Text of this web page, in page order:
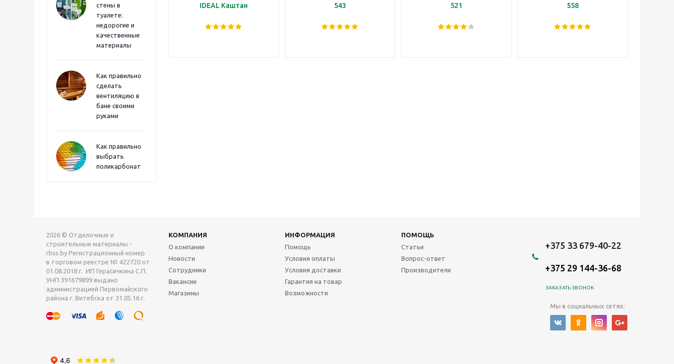
стены в
туалете:
недорогие и
качественные
материалы
Как правильно
сделать
вентиляцию в
бане своими
руками
Как правильно
выбрать
поликарбонат
IDEAL Каштан
543
521
558
2026 © Отделочные и
строительные материалы -
rbss.by Регистрационный номер
в торговом реестре № 422720 от
01.08.2018 г. ИП Герасичкина С.П.
УНП 391679899 выдано
администрацией Первомайского
района г. Витебска от 31.05.16 г.
КОМПАНИЯ ИНФОРМАЦИЯ
ПОМОЩЬ
О компании
Новости
Сотрудники
Вакансии
Магазины
Помощь
Условия оплаты
Условия доставки
Гарантия на товар
Возможности
Статьи
Вопрос-ответ
Производители
+375 33 679-40-22
+375 29 144-36-68
ЗАКАЗАТЬ ЗВОНОК
Мы в социальных сетях: